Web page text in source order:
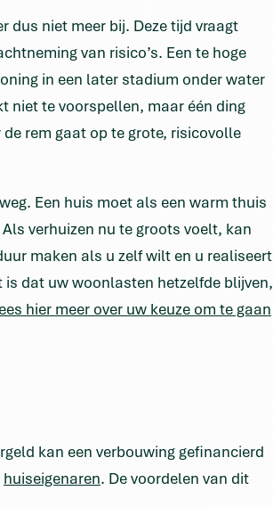
dus niet meer bij. Deze tijd vraagt
van risico’s. Een te hoge
in een later stadium onder water
niet te voorspellen, maar één ding
rem gaat op te grote, risicovolle
Een huis moet als een warm thuis
verhuizen nu te groots voelt, kan
maken als u zelf wilt en u realiseert
dat uw woonlasten hetzelfde blijven,
hier meer over uw keuze om te gaan
kan een verbouwing gefinancierd
huiseigenaren. De voordelen van dit